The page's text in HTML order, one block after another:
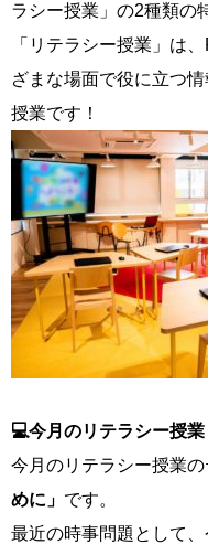
ラシー授業」の2種類の
「リテラシー授業」は
ざまな場面で役に立つ
授業です！
💻今月のリテラシー授業
今月のリテラシー授業
めに」 です。
最近の時事問題として